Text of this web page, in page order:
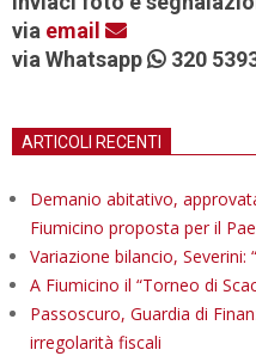
via email
via Whatsapp
320
ARTICOLI RECENTI
Demanio abitativo,
Fiumicino proposta per il
Variazione bilancio, Severini:
A Fiumicino il “Torneo di
Passoscuro, Guardia di
irregolarità fiscali